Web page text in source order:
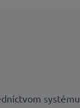
systému